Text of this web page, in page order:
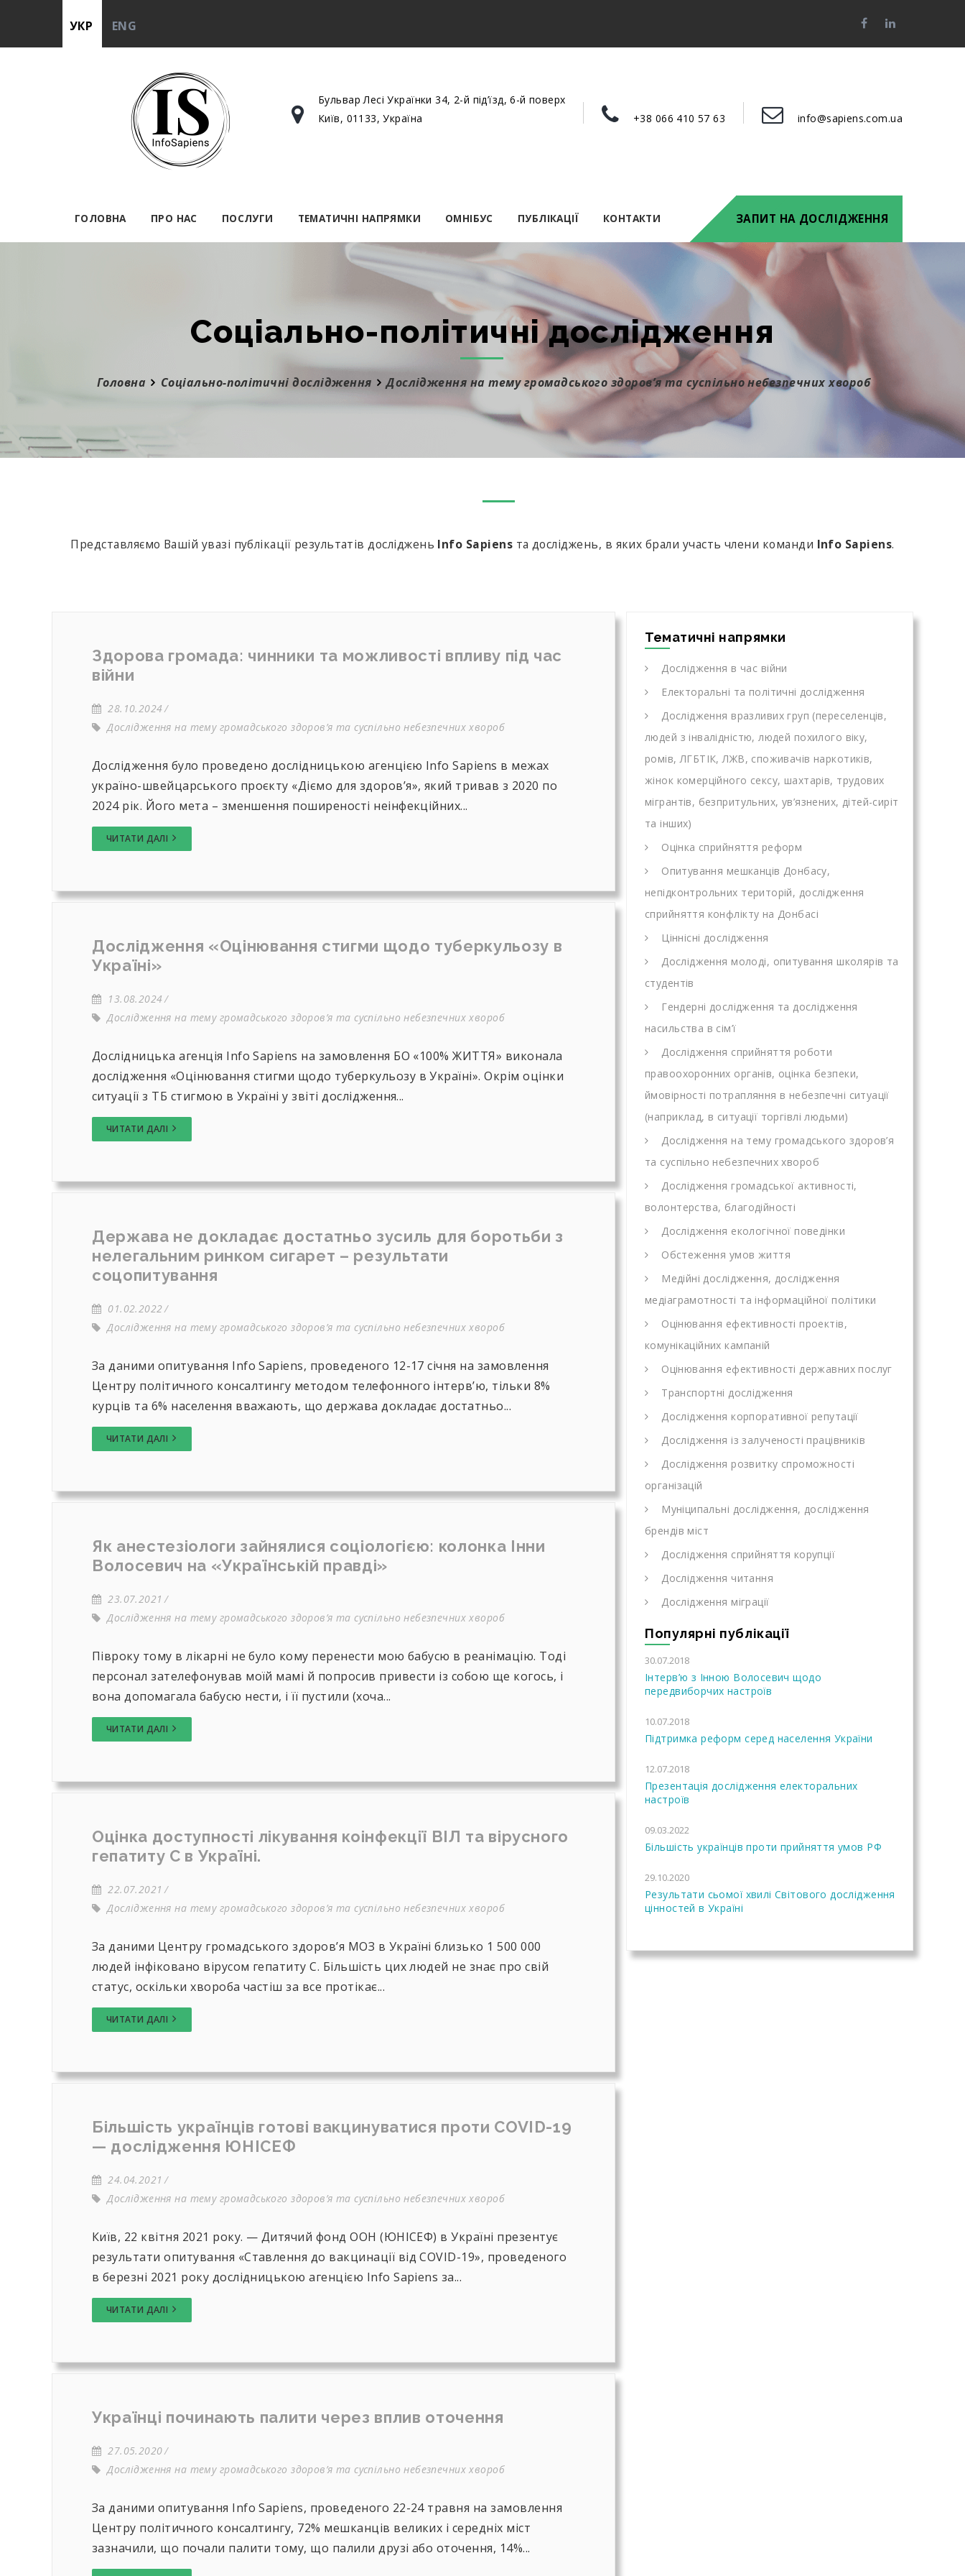
УКР ENG
Бульвар Лесі Українки 34, 2-й під’їзд, 6-й поверх
Київ, 01133, Україна
+38 066 410 57 63 info@sapiens.com.ua
ГОЛОВНА ПРО НАС ПОСЛУГИ ТЕМАТИЧНІ НАПРЯМКИ ОМНІБУС ПУБЛІКАЦІЇ КОНТАКТИ ЗАПИТ НА ДОСЛІДЖЕННЯ
Соціально-політичні дослідження
Головна Соціально-політичні дослідження Дослідження на тему громадського здоров’я та суспільно небезпечних хвороб
Представляємо Вашій увазі публікації результатів досліджень Info Sapiens та досліджень, в яких брали участь члени команди Info Sapiens.
Здорова громада: чинники та можливості впливу під час
війни
28.10.2024
Дослідження на тему громадського здоров’я та суспільно небезпечних хвороб
Дослідження було проведено дослідницькою агенцією Info Sapiens в межах
україно-швейцарського проєкту «Діємо для здоров’я», який тривав з 2020 по
2024 рік. Його мета – зменшення поширеності неінфекційних...
ЧИТАТИ ДАЛІ
Дослідження «Оцінювання стигми щодо туберкульозу в
Україні»
13.08.2024
Дослідження на тему громадського здоров’я та суспільно небезпечних хвороб
Дослідницька агенція Info Sapiens на замовлення БО «100% ЖИТТЯ» виконала
дослідження «Оцінювання стигми щодо туберкульозу в Україні». Окрім оцінки
ситуації з ТБ стигмою в Україні у звіті дослідження...
ЧИТАТИ ДАЛІ
Держава не докладає достатньо зусиль для боротьби з
нелегальним ринком сигарет – результати
соцопитування
01.02.2022
Дослідження на тему громадського здоров’я та суспільно небезпечних хвороб
За даними опитування Info Sapiens, проведеного 12-17 січня на замовлення
Центру політичного консалтингу методом телефонного інтерв’ю, тільки 8%
курців та 6% населення вважають, що держава докладає достатньо...
ЧИТАТИ ДАЛІ
Як анестезіологи зайнялися соціологією: колонка Інни
Волосевич на «Українській правді»
23.07.2021
Дослідження на тему громадського здоров’я та суспільно небезпечних хвороб
Півроку тому в лікарні не було кому перенести мою бабусю в реанімацію. Тоді
персонал зателефонував моїй мамі й попросив привести із собою ще когось, і
вона допомагала бабусю нести, і її пустили (хоча...
ЧИТАТИ ДАЛІ
Оцінка доступності лікування коінфекції ВІЛ та вірусного
гепатиту С в Україні.
22.07.2021
Дослідження на тему громадського здоров’я та суспільно небезпечних хвороб
За даними Центру громадського здоров’я МОЗ в Україні близько 1 500 000
людей інфіковано вірусом гепатиту С. Більшість цих людей не знає про свій
статус, оскільки хвороба частіш за все протікає...
ЧИТАТИ ДАЛІ
Більшість українців готові вакцинуватися проти COVID-19
— дослідження ЮНІСЕФ
24.04.2021
Дослідження на тему громадського здоров’я та суспільно небезпечних хвороб
Київ, 22 квітня 2021 року. — Дитячий фонд ООН (ЮНІСЕФ) в Україні презентує
результати опитування «Ставлення до вакцинації від COVID-19», проведеного
в березні 2021 року дослідницькою агенцією Info Sapiens за...
ЧИТАТИ ДАЛІ
Українці починають палити через вплив оточення
27.05.2020
Дослідження на тему громадського здоров’я та суспільно небезпечних хвороб
За даними опитування Info Sapiens, проведеного 22-24 травня на замовлення
Центру політичного консалтингу, 72% мешканців великих і середніх міст
зазначили, що почали палити тому, що палили друзі або оточення, 14%...
Тематичні напрямки
Дослідження в час війни
Електоральні та політичні дослідження
Дослідження вразливих груп (переселенців,
людей з інвалідністю, людей похилого віку,
ромів, ЛГБТІК, ЛЖВ, споживачів наркотиків,
жінок комерційного сексу, шахтарів, трудових
мігрантів, безпритульних, ув’язнених, дітей-сиріт
та інших)
Оцінка сприйняття реформ
Опитування мешканців Донбасу,
непідконтрольних територій, дослідження
сприйняття конфлікту на Донбасі
Ціннісні дослідження
Дослідження молоді, опитування школярів та
студентів
Гендерні дослідження та дослідження
насильства в сім’ї
Дослідження сприйняття роботи
правоохоронних органів, оцінка безпеки,
ймовірності потрапляння в небезпечні ситуації
(наприклад, в ситуації торгівлі людьми)
Дослідження на тему громадського здоров’я
та суспільно небезпечних хвороб
Дослідження громадської активності,
волонтерства, благодійності
Дослідження екологічної поведінки
Обстеження умов життя
Медійні дослідження, дослідження
медіаграмотності та інформаційної політики
Оцінювання ефективності проектів,
комунікаційних кампаній
Оцінювання ефективності державних послуг
Транспортні дослідження
Дослідження корпоративної репутації
Дослідження із залученості працівників
Дослідження розвитку спроможності
організацій
Муніципальні дослідження, дослідження
брендів міст
Дослідження сприйняття корупції
Дослідження читання
Дослідження міграції
Популярні публікації
30.07.2018
Інтерв’ю з Інною Волосевич щодо
передвиборчих настроїв
10.07.2018
Підтримка реформ серед населення України
12.07.2018
Презентація дослідження електоральних
настроїв
09.03.2022
Більшість українців проти прийняття умов РФ
29.10.2020
Результати сьомої хвилі Світового дослідження
цінностей в Україні